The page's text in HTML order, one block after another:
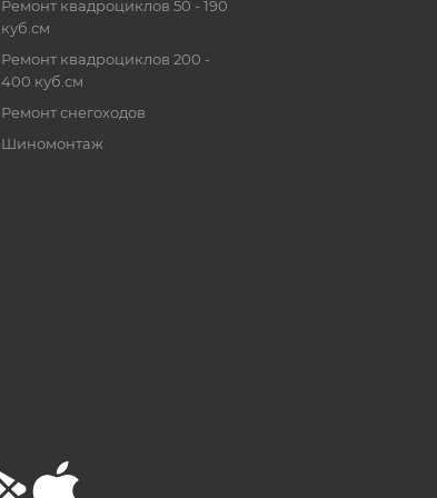
Ремонт квадроциклов 50 - 190
куб.см
Ремонт квадроциклов 200 -
400 куб.см
Ремонт снегоходов
Шиномонтаж